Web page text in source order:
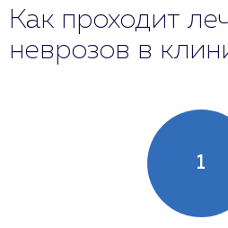
Как проходит
неврозов в
1